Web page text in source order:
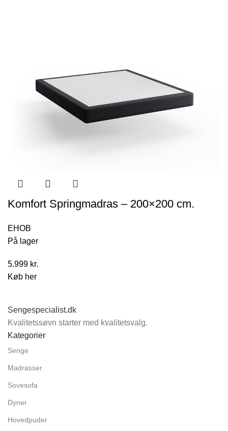
Komfort Springmadras – 200×200 cm.
EHOB
På lager
5.999 kr.
Køb her
Sengespecialist.dk
Kvalitetssøvn starter med kvalitetsvalg.
Kategorier
Senge
Madrasser
Sovesofa
Dyner
Hovedpuder